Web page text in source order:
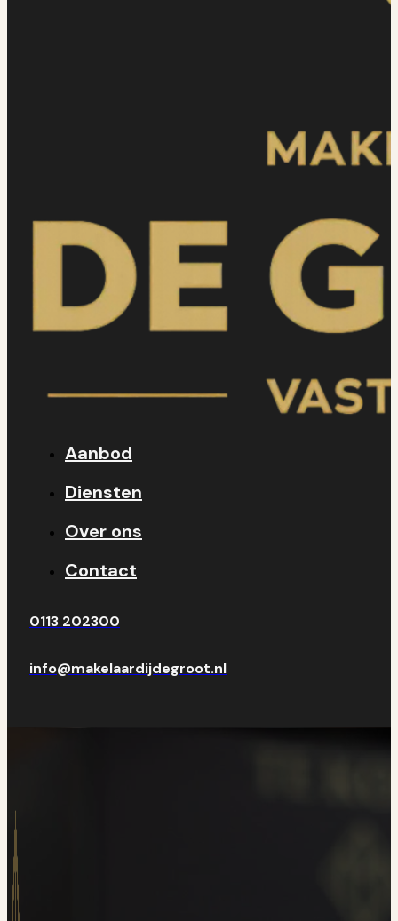
Aanbod
Diensten
Over ons
Contact
0113 202300
info@makelaardijdegroot.nl